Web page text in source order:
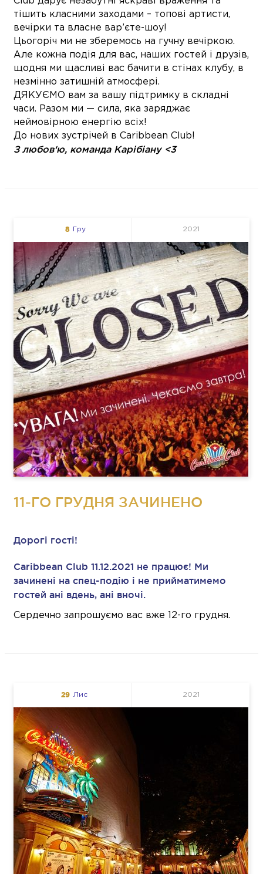
тішить класними заходами – топові артисти,
вечірки та власне вар’єте-шоу!
Цьогоріч ми не зберемось на гучну вечіркою.
Але кожна подія для вас, наших гостей і друзів,
щодня ми щасливі вас бачити в стінах клубу, в
незмінно затишній атмосфері.
ДЯКУЄМО вам за вашу підтримку в складні
часи. Разом ми — сила, яка заряджає
неймовірною енергію всіх!
До нових зустрічей в Caribbean Club!
З любов‘ю, команда Карібіану <3
Гру
8 2021
11-ГО ГРУДНЯ ЗАЧИНЕНО
Дорогі гості!
Caribbean Club 11.12.2021 не працює! Ми
зачинені на спец-подію і не прийматимемо
гостей ані вдень, ані вночі.
Сердечно запрошуємо вас вже 12-го грудня.
Лис
29 2021